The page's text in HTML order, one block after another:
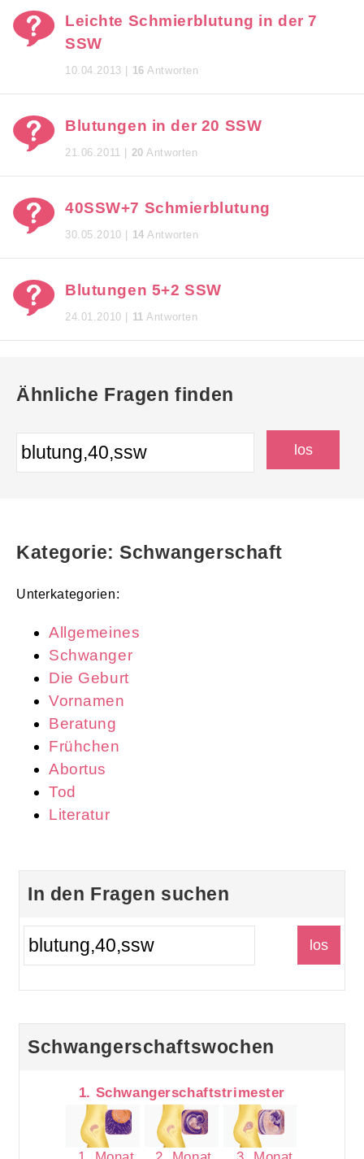
Leichte Schmierblutung in der 7
SSW
10.04.2013 | 16 Antworten
Blutungen in der 20 SSW
21.06.2011 | 20 Antworten
40SSW+7 Schmierblutung
30.05.2010 | 14 Antworten
Blutungen 5+2 SSW
24.01.2010 | 11 Antworten
Ähnliche Fragen finden
Kategorie: Schwangerschaft
Unterkategorien:
Allgemeines
Schwanger
Die Geburt
Vornamen
Beratung
Frühchen
Abortus
Tod
Literatur
In den Fragen suchen
Schwangerschaftswochen
1. Schwangerschaftstrimester